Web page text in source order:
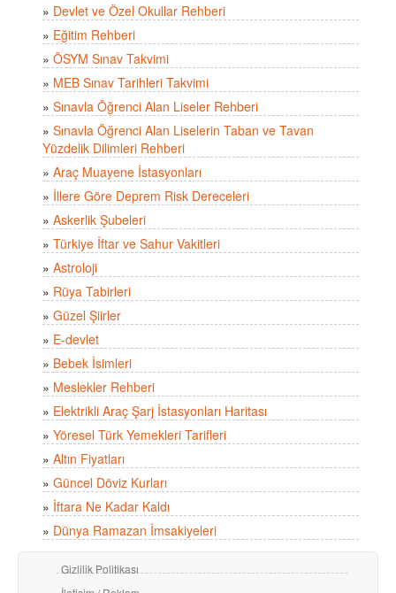
» Devlet ve Özel Okullar Rehberi
» Eğitim Rehberi
» ÖSYM Sınav Takvimi
» MEB Sınav Tarihleri Takvimi
» Sınavla Öğrenci Alan Liseler Rehberi
» Sınavla Öğrenci Alan Liselerin Taban ve Tavan
Yüzdelik Dilimleri Rehberi
» Araç Muayene İstasyonları
» İllere Göre Deprem Risk Dereceleri
» Askerlik Şubeleri
» Türkiye İftar ve Sahur Vakitleri
» Astroloji
» Rüya Tabirleri
» Güzel Şiirler
» E-devlet
» Bebek İsimleri
» Meslekler Rehberi
» Elektrikli Araç Şarj İstasyonları Haritası
» Yöresel Türk Yemekleri Tarifleri
» Altın Fiyatları
» Güncel Döviz Kurları
» İftara Ne Kadar Kaldı
» Dünya Ramazan İmsakiyeleri
Gizlilik Politikası